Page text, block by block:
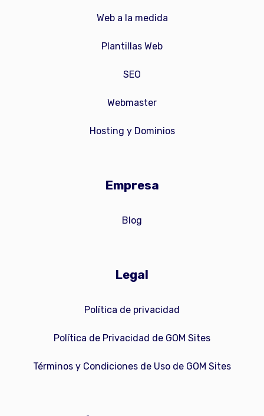
Web a la medida
Plantillas Web
SEO
Webmaster
Hosting y Dominios
Empresa
Blog
Legal
Política de privacidad
Política de Privacidad de GOM Sites
Términos y Condiciones de Uso de GOM Sites